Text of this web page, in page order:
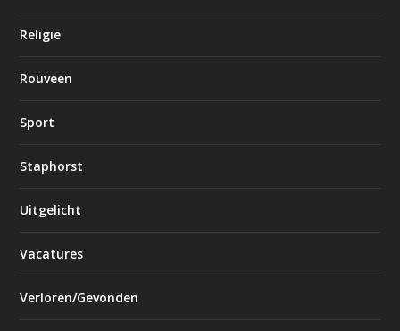
Religie
Rouveen
Sport
Staphorst
Uitgelicht
Vacatures
Verloren/Gevonden